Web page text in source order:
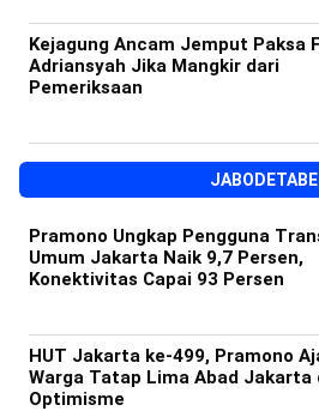
Kejagung Ancam Jemput Paksa
Adriansyah Jika Mangkir dari
Pemeriksaan
Pramono Ungkap Pengguna
Umum Jakarta Naik 9,7 Persen,
Konektivitas Capai 93 Persen
HUT Jakarta ke-499, Pramono
Warga Tatap Lima Abad Jakarta
Optimisme